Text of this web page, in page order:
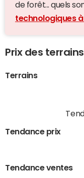
de forêt... quels
technologiques
Prix des
Terrains
Tendance prix
Tendance ventes